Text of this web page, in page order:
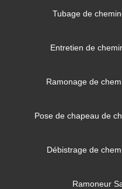
Tubage de
Entretien de
Ramonage de
Pose de chapeau de
Débistrage de
Ramoneur